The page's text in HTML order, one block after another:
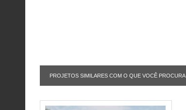
PROJETOS SIMILARES COM O QUE VOCÊ PROCURA